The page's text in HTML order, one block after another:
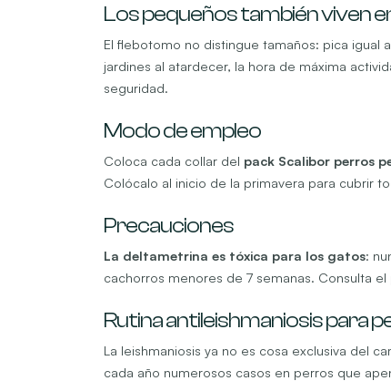
Los pequeños también viven
El flebotomo no distingue tamaños: pica igual
jardines al atardecer, la hora de máxima
seguridad.
Modo de empleo
Coloca cada collar del pack Scalibor perros
Colócalo al inicio de la primavera para cubrir
Precauciones
La deltametrina es tóxica para los gatos:
cachorros menores de 7 semanas. Consulta el
Rutina antileishmaniosis para
La leishmaniosis ya no es cosa exclusiva del
cada año numerosos casos en perros que